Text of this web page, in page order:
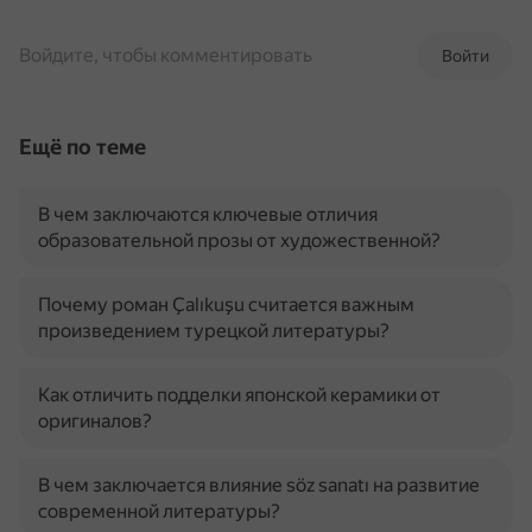
Войти
Войдите, чтобы комментировать
Ещё по теме
В чем заключаются ключевые отличия
образовательной прозы от художественной?
Почему роман Çalıkuşu считается важным
произведением турецкой литературы?
Как отличить подделки японской керамики от
оригиналов?
В чем заключается влияние söz sanatı на развитие
современной литературы?